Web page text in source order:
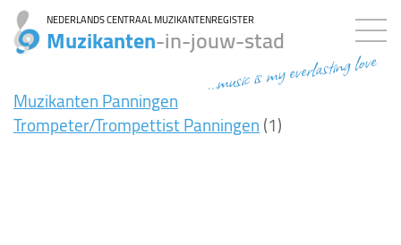
NEDERLANDS CENTRAAL MUZIKANTENREGISTER
Muzikanten-in-jouw-stad
...music is my everlasting love
Muzikanten Panningen
Trompeter/Trompettist Panningen(1)